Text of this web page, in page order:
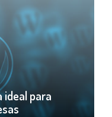
ideal para